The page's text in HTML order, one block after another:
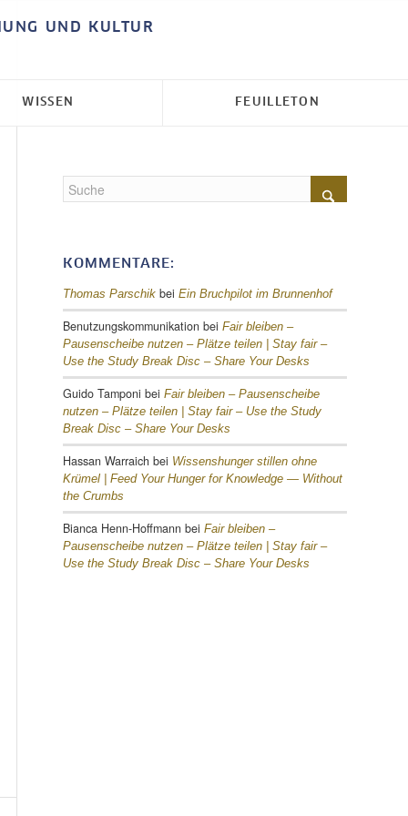
UND KULTUR
WISSEN FEUILLETON
KOMMENTARE:
Thomas Parschik bei Ein Bruchpilot im Brunnenhof
Benutzungskommunikation bei Fair bleiben –
Pausenscheibe nutzen – Plätze teilen | Stay fair –
Use the Study Break Disc – Share Your Desks
Guido Tamponi bei Fair bleiben – Pausenscheibe
nutzen – Plätze teilen | Stay fair – Use the Study
Break Disc – Share Your Desks
Hassan Warraich bei Wissenshunger stillen ohne
Krümel | Feed Your Hunger for Knowledge — Without
the Crumbs
Bianca Henn-Hoffmann bei Fair bleiben –
Pausenscheibe nutzen – Plätze teilen | Stay fair –
Use the Study Break Disc – Share Your Desks